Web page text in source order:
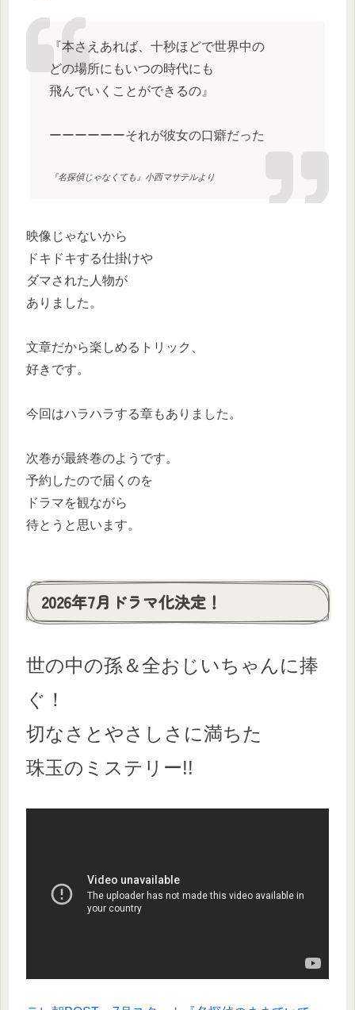
『本さえあれば、十秒ほどで世界中の
どの場所にもいつの時代にも
飛んでいくことができるの』
ーーーーーーそれが彼女の口癖だった
『名探偵じゃなくても』小西マサテルより
映像じゃないから
ドキドキする仕掛けや
ダマされた人物が
ありました。
文章だから楽しめるトリック、
好きです。
今回はハラハラする章もありました。
次巻が最終巻のようです。
予約したので届くのを
ドラマを観ながら
待とうと思います。
2026年7月ドラマ化決定！
世の中の孫＆全おじいちゃんに捧
ぐ！
切なさとやさしさに満ちた
珠玉のミステリー!!